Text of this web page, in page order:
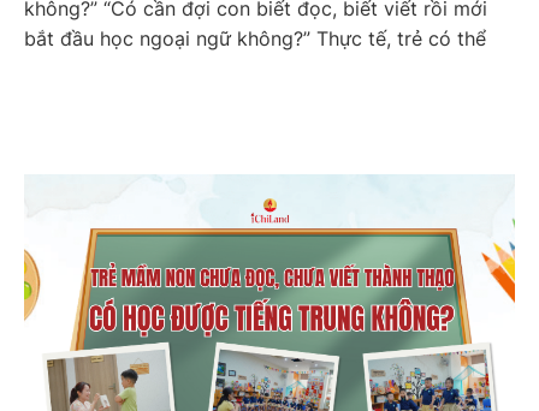
không?” “Có cần đợi con biết đọc, biết viết rồi mới
bắt đầu học ngoại ngữ không?” Thực tế, trẻ có thể